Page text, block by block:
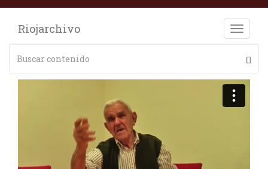
Toggle
Riojarchivo